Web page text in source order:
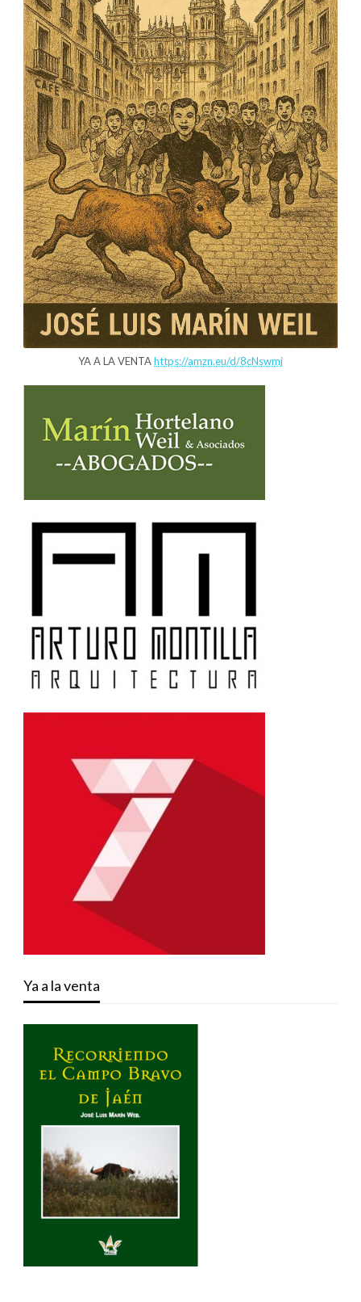
YA A LA VENTAhttps://amzn.eu/d/8cNswmj
Ya a la venta